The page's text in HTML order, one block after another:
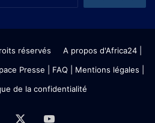
réservés A propos d'Africa24|
Presse | FAQ | Mentions légales
de la confidentialité